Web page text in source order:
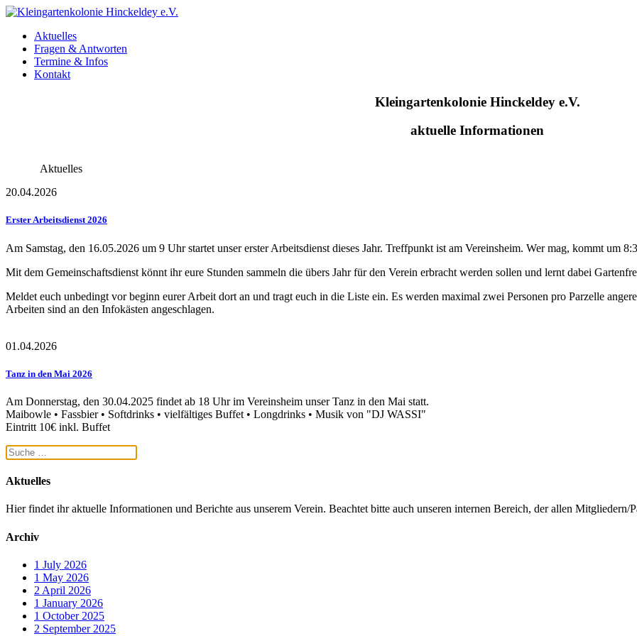
Aktuelles
Fragen & Antworten
Termine & Infos
Kontakt
Kleingartenkolonie Hinckeldeye.V.
aktuelle Informationen
Aktuelles
20.04.2026
Erster Arbeitsdienst 2026
Am Samstag, den 16.05.2026 um 9 Uhr startet unser erster Arbeitsdienst dieses Jahr. Treffpunkt ist am Vereinsheim. Wer mag, kommt um
Mit dem Gemeinschaftsdienst könnt ihr eure Stunden sammeln die übers Jahr für den Verein erbracht werden sollen und lernt dabei
Meldet euch unbedingt vor beginn eurer Arbeit dort an und tragt euch in die Liste ein. Es werden maximal zwei Personen pro Parzelle
Arbeiten sind an den Infokästen angeschlagen.
01.04.2026
Tanz in den Mai 2026
Am Donnerstag, den 30.04.2025 findet ab 18 Uhr im Vereinsheim unser Tanz in den Mai statt.
Maibowle • Fassbier • Softdrinks • vielfältiges Buffet • Longdrinks • Musik von "DJ WASSI"
Eintritt 10€ inkl. Buffet
Aktuelles
Hier findet ihr aktuelle Informationen und Berichte aus unserem Verein. Beachtet bitte auch unseren internen Bereich, der allen Mitgliedern/
Archiv
1 July 2026
1 May 2026
2 April 2026
1 January 2026
1 October 2025
2 September 2025